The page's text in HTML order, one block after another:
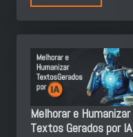
Melhorar e Humanizar
Textos Gerados por IA